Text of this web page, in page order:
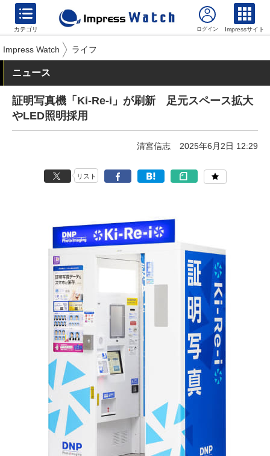
カテゴリ Impressサイト
Impress Watch ライフ
ニュース
証明写真機「Ki-Re-i」が刷新 足元スペース拡大
やLED照明採用
清宮信志 2025年6月2日 12:29
リスト